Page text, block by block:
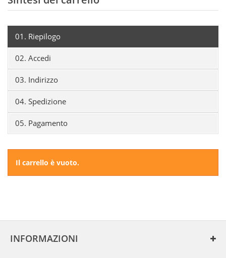
01. Riepilogo
02. Accedi
03. Indirizzo
04. Spedizione
05. Pagamento
Il carrello è vuoto.
INFORMAZIONI